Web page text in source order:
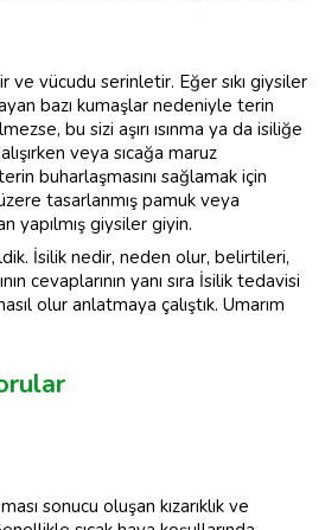
vücudu serinletir. Eğer sıkı giysiler
bazı kumaşlar nedeniyle terin
bu sizi aşırı ısınma ya da isiliğe
veya sıcağa maruz
buharlaşmasını sağlamak için
tasarlanmış pamuk veya
yapılmış giysiler giyin.
İsilik nedir, neden olur, belirtileri,
cevaplarının yanı sıra İsilik tedavisi
olur anlatmaya çalıştık. Umarım
sonucu oluşan kızarıklık ve